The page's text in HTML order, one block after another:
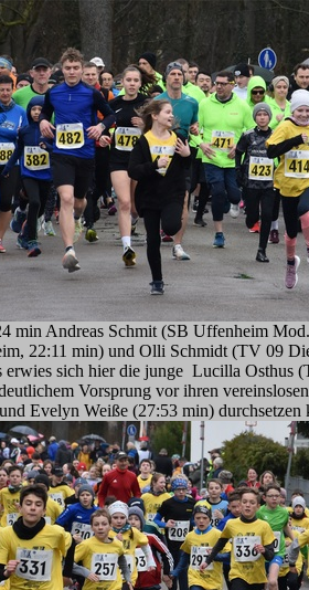
min Andreas Schmit (SB Uffenheim
22:11 min) und Olli Schmidt (TV 09
erwies sich hier die junge Lucilla Osthus
Vorsprung vor ihren
Evelyn Weiße (27:53 min) durchsetzen